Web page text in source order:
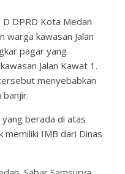
DPRD Kota Medan
warga kawasan Jalan
pagar yang
Jalan Kawat 1.
menyebabkan
banjir.
berada di atas
memiliki IMB dari Dinas